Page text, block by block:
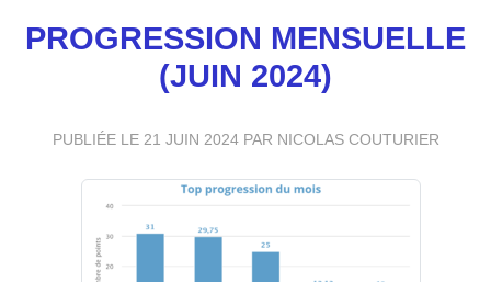
PROGRESSION MENSUELLE
(JUIN 2024)
PUBLIÉE LE 21 JUIN 2024PAR NICOLAS COUTURIER